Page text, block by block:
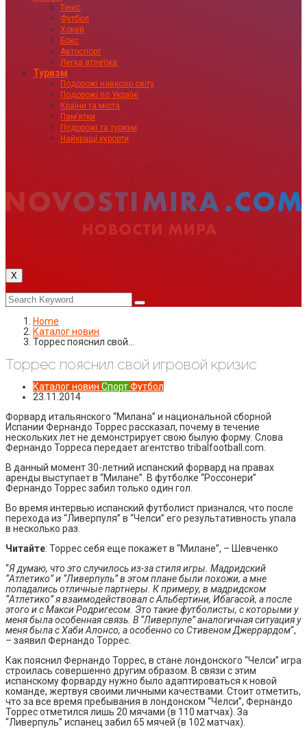
Теніс
Футбол
Хокей
Бокс
Автоспорт
Легка атлетіка
Туризм
Подорожі навколо світу
Подорожі по Україні
Країни та міста
Пам’ятки
Подорожі та туризм
Найкращі курорти
X
Home
Каталог новин
Торрес пояснил свой…
Торрес пояснил свой игровой кризис
Каталог новин СпортФутбол
23.11.2014
Форвард итальянского “Милана” и национальной сборной
Испании Фернандо Торрес рассказал, почему в течение
нескольких лет не демонстрирует свою былую форму. Слова
Фернандо Торреса передает агентство tribalfootball.com.
В данный момент 30-летний испанский форвард на правах
аренды выступает в “Милане”. В футболке “Россонери”
Фернандо Торрес забил только один гол.
Во время интервью испанский футболист признался, что после
перехода из “Ливерпуля” в “Челси” его результативность упала
в несколько раз.
Читайте: Торрес себя еще покажет в “Милане”, – Шевченко
“Я думаю, что это случилось из-за стиля игры. Мадридский
“Атлетико” и “Ливерпуль” в этом плане были похожи, а мне
попадались отличные партнеры. К примеру, в мадридском
“Атлетико” я взаимодействовал с Альбертини, Ибагасой, а после
этого и с Макси Родригесом. Это такие футболисты, с которыми у
меня была особенная связь. В “Ливерпуле” аналогичная ситуация у
меня была с Хаби Алонсо, а особенно со Стивеном Джеррардом“,
– заявил Фернандо Торрес.
Как пояснил Фернандо Торрес, в стане лондонского “Челси” игра
строилась совершенно другим образом. В связи с этим
испанскому форварду нужно было адаптироваться к новой
команде, жертвуя своими личными качествами. Стоит отметить,
что за все время пребывания в лондонском “Челси”, Фернандо
Торрес отметился лишь 20 мячами (в 110 матчах). За
“Ливерпуль” испанец забил 65 мячей (в 102 матчах).